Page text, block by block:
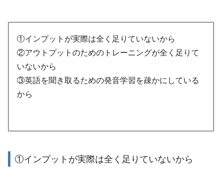
①インプットが実際は全く足りていないから
②アウトプットのためのトレーニングが全く足りて
いないから
③英語を聞き取るための発音学習を疎かにしている
から
①インプットが実際は全く足りていないから